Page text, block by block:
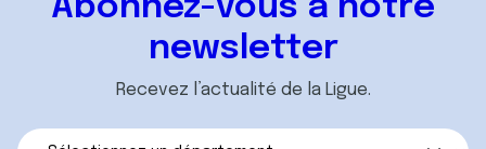
Abonnez-vous à notre
newsletter
Recevez l’actualité de la Ligue.